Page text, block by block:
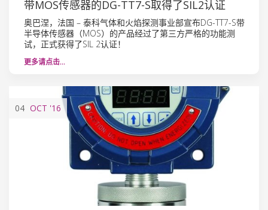
带MOS传感器的DG-TT7-S取得了SIL2认证
奥巴涅，法国 – 泰科气体和火焰探测事业部宣布DG-TT7-S带
半导体传感器（MOS）的产品经过了第三方严格的功能测
试，正式获得了SIL 2认证！
更多请点击…
04 OCT '16